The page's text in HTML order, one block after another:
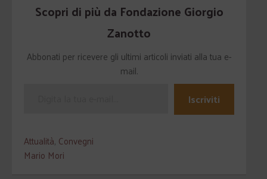
Scopri di più da Fondazione Giorgio
Zanotto
Abbonati per ricevere gli ultimi articoli inviati alla tua e-
mail.
Iscriviti
Attualità, Convegni
Mario Mori